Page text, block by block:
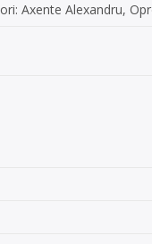
Axente Alexandru,